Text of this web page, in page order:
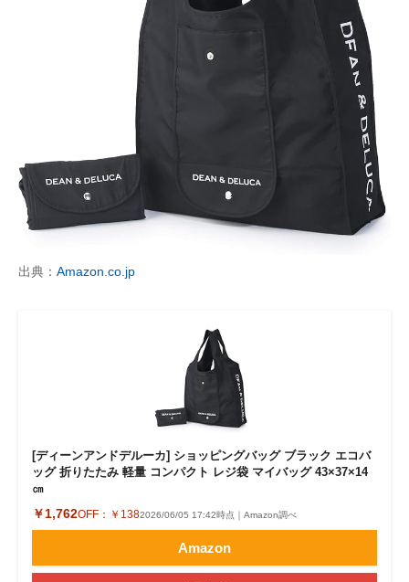
出典： Amazon.co.jp
[ディーンアンドデルーカ] ショッピングバッグ ブラック エコバ
ッグ 折りたたみ 軽量 コンパクト レジ袋 マイバッグ 43×37×14
㎝
￥1,762OFF： ￥1382026/06/05 17:42時点｜Amazon調べ
Amazon